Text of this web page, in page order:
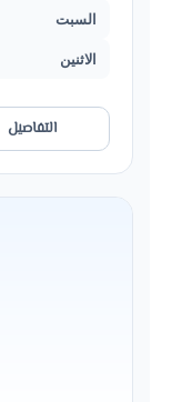
السبت
الاثنين
التفاصيل